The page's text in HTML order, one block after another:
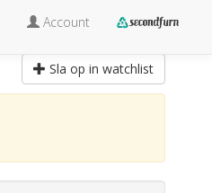
Account
Sla op in watchlist